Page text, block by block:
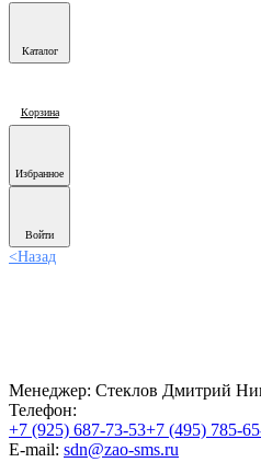
Каталог
Корзина
Избранное
Войти
<Назад
Менеджер: Стеклов Дмитрий
Телефон:
+7 (925) 687-73-53+7 (495) 785-
E-mail: sdn@zao-sms.ru